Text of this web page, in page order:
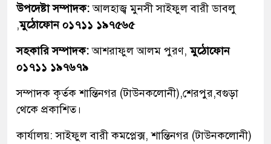
উপদেষ্টা সম্পাদক:আলহাজ্ব মুনসী সাইফুল বারী ডাবলু
,মুঠোফোন ০১৭১১ ১৯৭৫৬৫
সহকারি সম্পাদক:আশরাফুল আলম পুরণ,মুঠোফোন
০১৭১১ ১৯৭৬৭৯
সম্পাদক কৃর্তক শান্তিনগর (টাউনকলোনী),শেরপুর,বগুড়া
থেকে প্রকাশিত।
কার্যালয়: সাইফুল বারী কমপ্লেক্স, শান্তিনগর (টাউনকলোনী)